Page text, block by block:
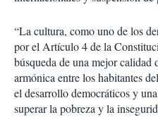
“La cultura, como uno de los
por el Artículo 4 de la
búsqueda de una mejor
armónica entre los habitantes
el desarrollo democráticos y
superar la pobreza y la